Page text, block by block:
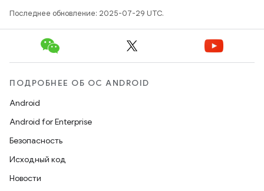
Последнее обновление: 2025-07-29 UTC.
ПОДРОБНЕЕ ОБ ОС ANDROID
Android
Android for Enterprise
Безопасность
Исходный код
Новости